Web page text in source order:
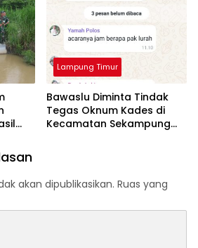
Lampung Timur
Bawaslu Diminta Tindak
Tegas Oknum Kades di
Kecamatan Sekampung
akan dipublikasikan. Ruas yang